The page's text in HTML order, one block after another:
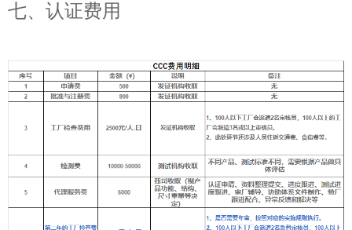
七、认证费用